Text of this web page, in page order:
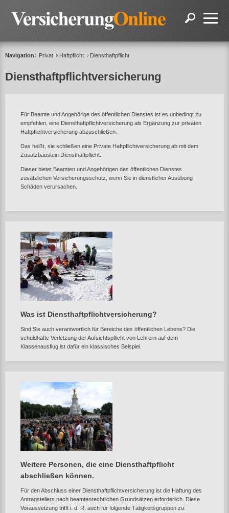
Navigation: Privat Haftpflicht Diensthaftpflicht
Diensthaftpflichtversicherung
Für Beamte und Angehörige des öffentlichen Dienstes ist es unbedingt zu
empfehlen, eine Diensthaftpflichtversicherung als Ergänzung zur privaten
Haftpflichtversicherung abzuschließen.
Das heißt, sie schließen eine Private Haftpflichtversicherung ab mit dem
Zusatzbaustein Diensthaftpflicht.
Dieser bietet Beamten und Angehörigen des öffentlichen Dienstes
zusätzlichen Versicherungsschutz, wenn Sie in dienstlicher Ausübung
Schäden verursachen.
Was ist Diensthaftpflichtversicherung?
Sind Sie auch verantwortlich für Bereiche des öffentlichen Lebens? Die
schuldhafte Verletzung der Aufsichtspflicht von Lehrern auf dem
Klassenausflug ist dafür ein klassisches Beispiel.
Weitere Personen, die eine Diensthaftpflicht
abschließen können.
Für den Abschluss einer Diensthaftpflichtversicherung ist die Haftung des
Antragstellers nach beamtenrechtlichen Grundsätzen erforderlich. Diese
Voraussetzung trifft i. d. R. auch für folgende Tätigkeitsgruppen zu: